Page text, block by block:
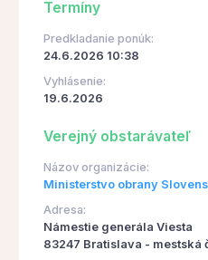
Termíny
Predkladanie ponúk:
24.6.2026 10:38
Vyhlásenie:
19.6.2026
Verejný obstarávateľ
Názov organizácie:
Ministerstvo obrany
Adresa:
Námestie generála Viesta
83247 Bratislava - mestská